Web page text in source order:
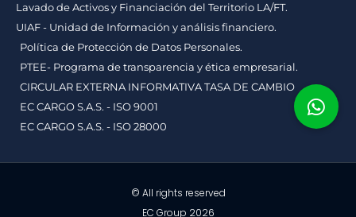
Lavado de Activos y Financiación del Territorio LA/FT.
UIAF - Unidad de Información y análisis financiero.
Política de Protección de Datos Personales.
PTEE- Programa de transparencia y ética empresarial.
CIRCULAR EXTERNA INFORMATIVA TASA DE CAMBIO
EC CARGO S.A.S. - ISO 9001
EC CARGO S.A.S. - ISO 28000
© All rights reserved
EC Group 2026